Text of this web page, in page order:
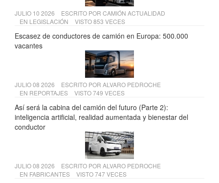
JULIO 10 2026 ESCRITO POR CAMIÓN ACTUALIDAD
EN LEGISLACIÓN VISTO 853 VECES
Escasez de conductores de camión en Europa: 500.000
vacantes
JULIO 08 2026 ESCRITO POR ALVARO PEDROCHE
EN REPORTAJES VISTO 749 VECES
Así será la cabina del camión del futuro (Parte 2):
inteligencia artificial, realidad aumentada y bienestar del
conductor
JULIO 08 2026 ESCRITO POR ALVARO PEDROCHE
EN FABRICANTES VISTO 747 VECES